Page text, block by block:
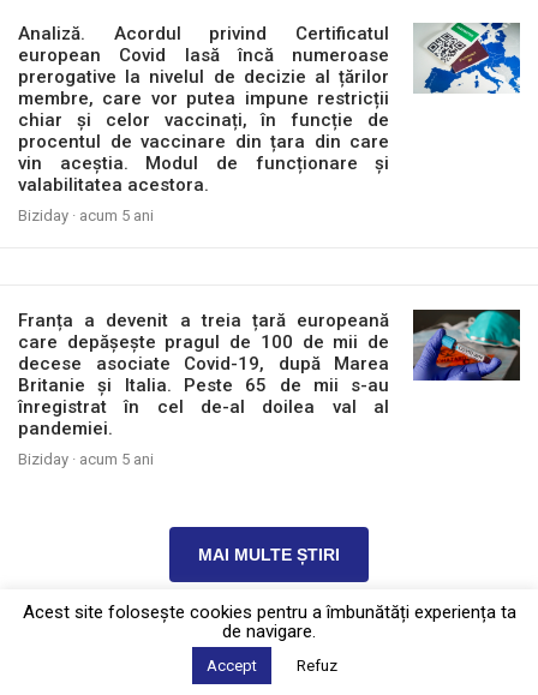
Analiză. Acordul privind Certificatul
european Covid lasă încă numeroase
prerogative la nivelul de decizie al țărilor
membre, care vor putea impune restricții
chiar și celor vaccinați, în funcție de
procentul de vaccinare din țara din care
vin aceștia. Modul de funcționare și
valabilitatea acestora.
Biziday · acum 5 ani
Franța a devenit a treia țară europeană
care depășește pragul de 100 de mii de
decese asociate Covid-19, după Marea
Britanie și Italia. Peste 65 de mii s-au
înregistrat în cel de-al doilea val al
pandemiei.
Biziday · acum 5 ani
MAI MULTE ȘTIRI
Politica de confidențialitate
2026 © Biziday
Acest site foloseşte cookies pentru a îmbunătăți experiența ta
de navigare.
Accept Refuz